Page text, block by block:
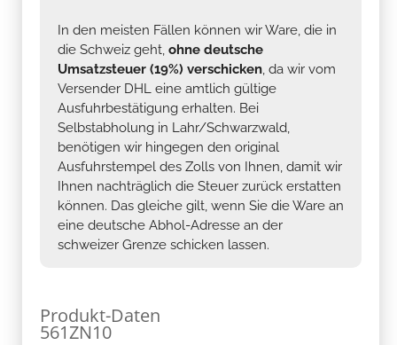
In den meisten Fällen können wir Ware, die in
die Schweiz geht, ohne deutsche
Umsatzsteuer (19%) verschicken, da wir vom
Versender DHL eine amtlich gültige
Ausfuhrbestätigung erhalten. Bei
Selbstabholung in Lahr/Schwarzwald,
benötigen wir hingegen den original
Ausfuhrstempel des Zolls von Ihnen, damit wir
Ihnen nachträglich die Steuer zurück erstatten
können. Das gleiche gilt, wenn Sie die Ware an
eine deutsche Abhol-Adresse an der
schweizer Grenze schicken lassen.
Produkt-Daten
561ZN10